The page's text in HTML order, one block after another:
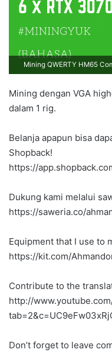
Mining QWERTY HM65
Mining dengan VGA
dalam 1 rig.
Belanja apapun bisa
Shopback!
https://
Dukung kami melalui
https://saweria.co/
Equipment that I use to
https://kit.com/
Contribute to the
http://
Don’t forget to leave